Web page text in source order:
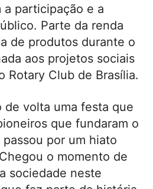
a participação e a
Parte da renda
de produtos durante o
aos projetos sociais
Rotary Club de Brasília.
de volta uma festa que
que fundaram o
por um hiato
o momento de
sociedade neste